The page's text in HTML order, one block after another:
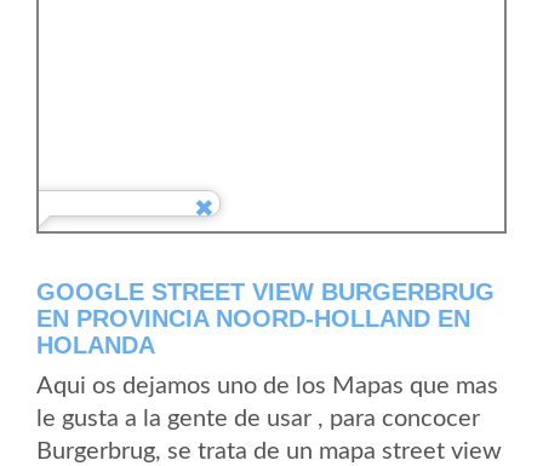
GOOGLE STREET VIEW BURGERBRUG
EN PROVINCIA NOORD-HOLLAND EN
HOLANDA
Aqui os dejamos uno de los Mapas que mas
le gusta a la gente de usar , para concocer
Burgerbrug, se trata de un mapa street view